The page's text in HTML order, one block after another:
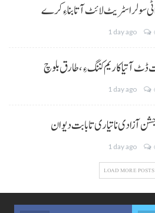
سولر اسٹریٹ لائٹ آتا بناءِ کرے
1 day ago
ڈٹ آتیا کاریم کننگ ءِ، طارق بلوچ
1 day ago
آزادی نا تیاری تا بابت دیوان
1 day ago
LOAD MORE POSTS